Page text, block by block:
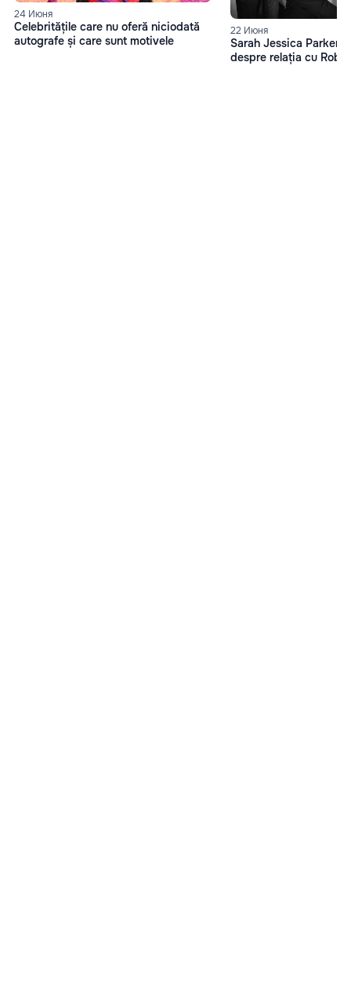
24 Июня
Celebritățile care nu oferă niciodată
autografe și care sunt motivele
22 Июня
Sarah Jessica Parker,
despre relația cu